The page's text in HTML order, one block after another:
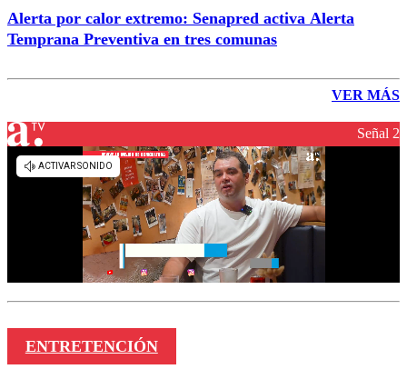
Alerta por calor extremo: Senapred activa Alerta
Temprana Preventiva en tres comunas
VER MÁS
Señal 2
ENTRETENCIÓN